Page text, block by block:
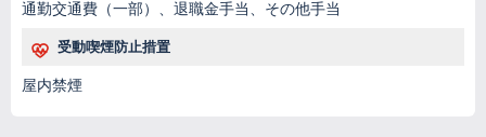
通勤交通費（一部）、退職金手当、その他手当
受動喫煙防止措置
屋内禁煙